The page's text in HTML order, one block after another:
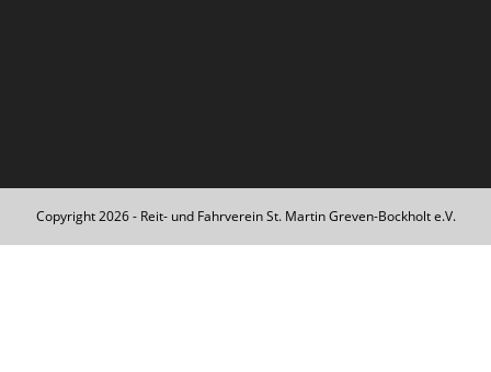
Copyright 2026 - Reit- und Fahrverein St. Martin Greven-Bockholt e.V.